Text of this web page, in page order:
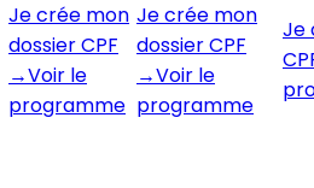
Je crée mon
dossier CPF
→Voir le
programme
Je crée mon
dossier CPF
→Voir le
programme
Je